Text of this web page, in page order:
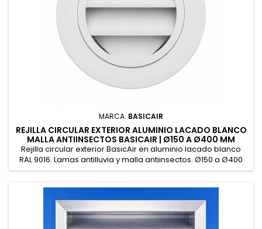
MARCA: BASICAIR
REJILLA CIRCULAR EXTERIOR ALUMINIO LACADO BLANCO
MALLA ANTIINSECTOS BASICAIR | Ø150 A Ø400 MM
Rejilla circular exterior BasicAir en aluminio lacado blanco
RAL 9016. Lamas antilluvia y malla antiinsectos. Ø150 a Ø400
mm. Para toma o expulsión de aire en fachada. Stock